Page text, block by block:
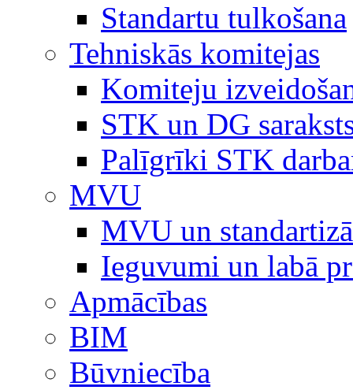
Standartu tulkošana
Tehniskās komitejas
Komiteju
STK un DG
Palīgrīki STK
MVU
MVU un
Ieguvumi un labā
Apmācības
BIM
Būvniecība